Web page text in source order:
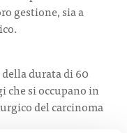
gestione, sia a
durata di 60
che si occupano in
del carcinoma